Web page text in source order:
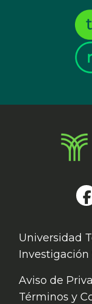
Universidad
Investigación
Aviso de
Términos y